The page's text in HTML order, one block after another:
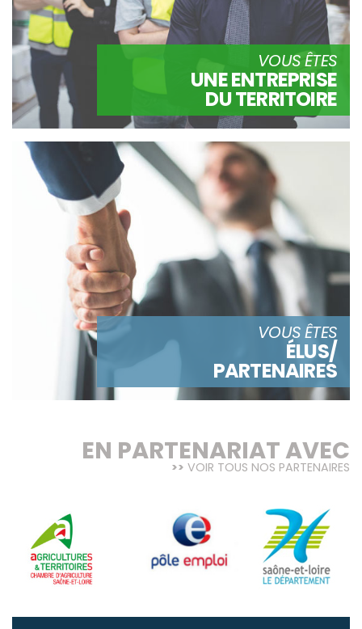
VOUS ÊTES
UNE ENTREPRISE
DU TERRITOIRE
VOUS ÊTES
ÉLUS/
PARTENAIRES
EN PARTENARIAT AVEC
VOIR TOUS NOS PARTENAIRES